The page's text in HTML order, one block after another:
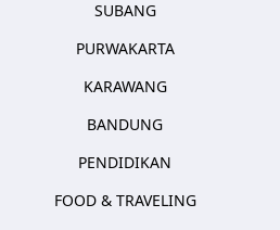
SUBANG
PURWAKARTA
KARAWANG
BANDUNG
PENDIDIKAN
FOOD & TRAVELING